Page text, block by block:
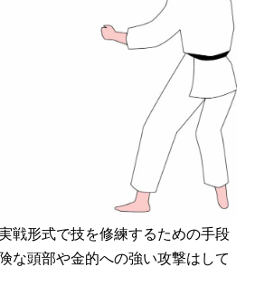
戦形式で技を修練するための手段
な頭部や金的への強い攻撃はして